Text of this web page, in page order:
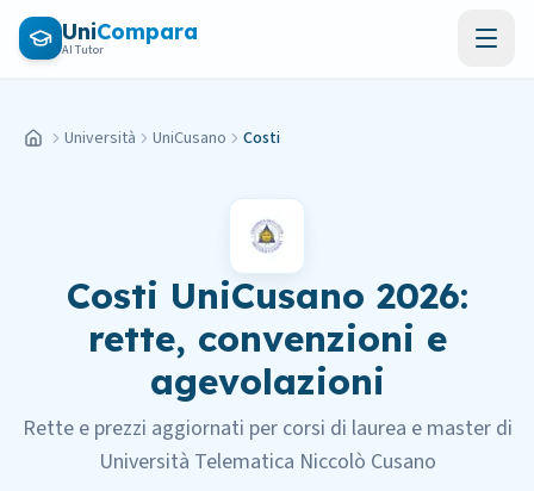
Vai al contenuto principale
UniCompara
AI Tutor
Home Università UniCusano Costi
Costi UniCusano 2026:
rette, convenzioni e
agevolazioni
Rette e prezzi aggiornati per corsi di laurea e master di
Università Telematica Niccolò Cusano